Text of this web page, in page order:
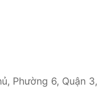
Phường 6, Quận 3,